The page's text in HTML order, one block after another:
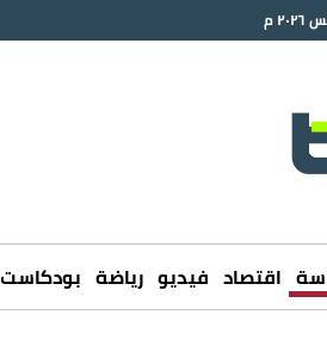
اقتصاد فيديو رياضة بودكاست